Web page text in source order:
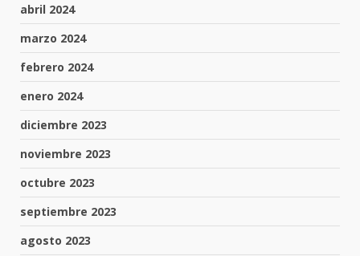
abril 2024
marzo 2024
febrero 2024
enero 2024
diciembre 2023
noviembre 2023
octubre 2023
septiembre 2023
agosto 2023